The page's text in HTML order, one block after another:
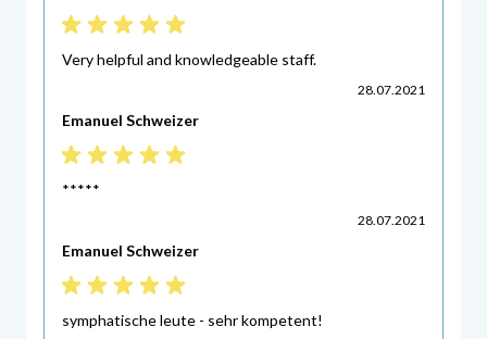
Kundenbewertung - 100%
5\u0020von\u00205\u0020Sternen
Very helpful and knowledgeable staff.
28.07.2021
Emanuel Schweizer
Kundenbewertung - 100%
5\u0020von\u00205\u0020Sternen
*****
28.07.2021
Emanuel Schweizer
Kundenbewertung - 100%
5\u0020von\u00205\u0020Sternen
symphatische leute - sehr kompetent!